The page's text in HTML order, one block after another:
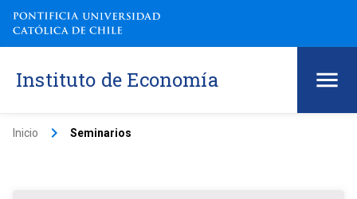
Instituto de Economía
Inicio keyboard_arrow_right Seminarios